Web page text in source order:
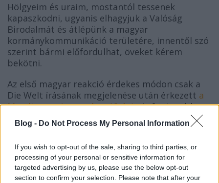
Blog - Do Not Process My Personal Information
If you wish to opt-out of the sale, sharing to third parties, or
processing of your personal or sensitive information for
targeted advertising by us, please use the below opt-out
section to confirm your selection. Please note that after your
Hölgyeim és uraim, mostantól tessenek
kapaszkodni, ugyanis elhagyjuk a Valóság
Birodalmát és átlépünk a magyar
kormánykommunikáció területére, innentől szó
szerint bármi előfordulhat, öveket kérem
bekötni.
Az első magyar reakció érdekes módon csak a
Die Welt írásának megjelenése után érkezett a
Mandineren (november 12-én),de fontosabb
ennél Orbán Viktor személyes állásfoglalása, aki
Facebook-posztban fejtette ki nézeteit egy
vagyis 13-án. Ezt idézném is.